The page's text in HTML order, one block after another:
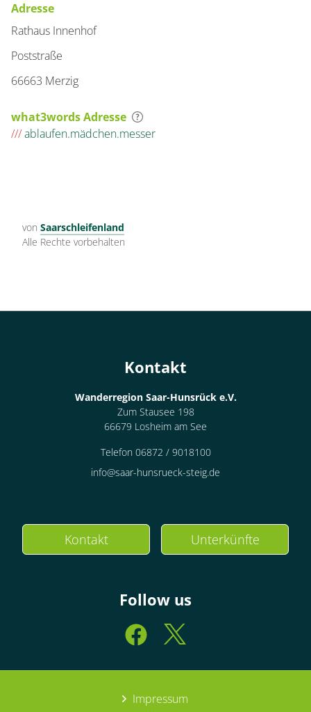
Adresse
Rathaus Innenhof
Poststraße
66663 Merzig
what3words Adresse
///ablaufen.mädchen.messer
von Saarschleifenland
Alle Rechte vorbehalten
Kontakt
Wanderregion Saar-Hunsrück e.V.
Zum Stausee 198
66679 Losheim am See
Telefon 06872 / 9018100
info@saar-hunsrueck-steig.de
Kontakt Unterkünfte
Follow us
Impressum